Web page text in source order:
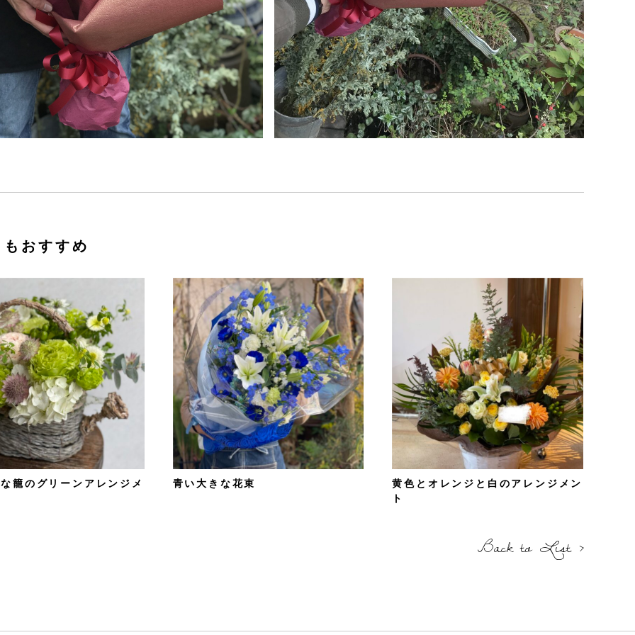
おすすめ
籠のグリーンアレンジメ 青い大きな花束
黄色とオレンジと白のアレンジメン
ト
Back to List ›